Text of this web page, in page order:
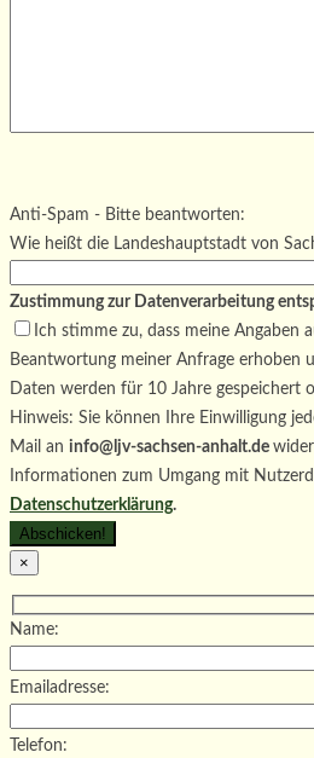
Bitte lasse dieses Feld leer.
Anti-Spam - Bitte beantworten:
Wie heißt die Landeshauptstadt von
Zustimmung zur Datenverarbeitung
Ich stimme zu, dass meine Angaben
Beantwortung meiner Anfrage erhoben
Daten werden für 10 Jahre gespeichert
Hinweis: Sie können Ihre Einwilligung
Mail an info@ljv-sachsen-anhalt.de
Informationen zum Umgang mit
Datenschutzerklärung.
×
Name:
Emailadresse:
Telefon: